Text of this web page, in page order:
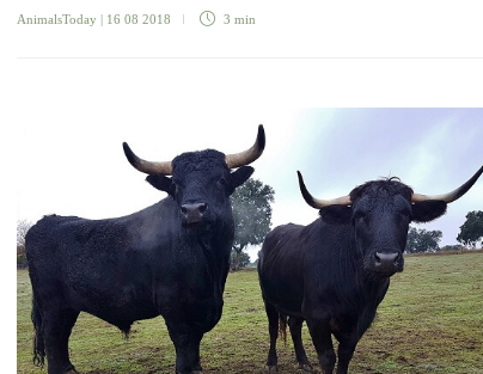
AnimalsToday | 16 08 2018 3 min